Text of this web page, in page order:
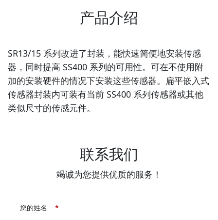
产品介绍
SR13/15 系列改进了封装，能快速简便地安装传感
器，同时提高 SS400 系列的可用性。可在不使用附
加的安装硬件的情况下安装这些传感器。扁平嵌入式
传感器封装内可装有当前 SS400 系列传感器或其他
类似尺寸的传感元件。
联系我们
竭诚为您提供优质的服务！
*
您的姓名